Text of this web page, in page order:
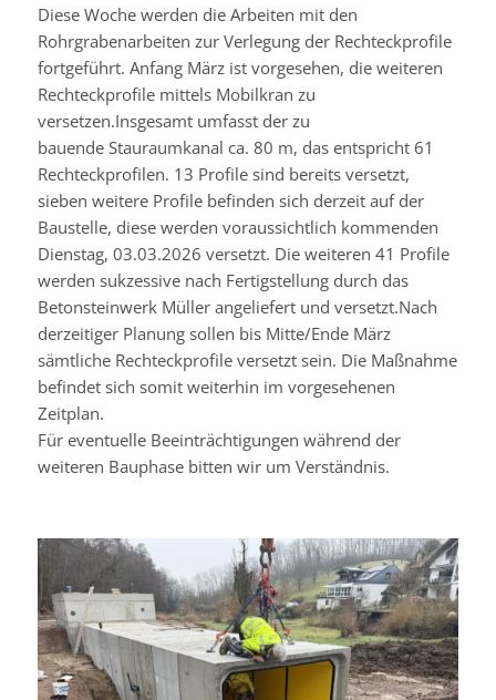
Diese Woche werden die Arbeiten mit den
Rohrgrabenarbeiten zur Verlegung der Rechteckprofile
fortgeführt. Anfang März ist vorgesehen, die weiteren
Rechteckprofile mittels Mobilkran zu
versetzen.Insgesamt umfasst der zu
bauende Stauraumkanal ca. 80 m, das entspricht 61
Rechteckprofilen. 13 Profile sind bereits versetzt,
sieben weitere Profile befinden sich derzeit auf der
Baustelle, diese werden voraussichtlich kommenden
Dienstag, 03.03.2026 versetzt. Die weiteren 41 Profile
werden sukzessive nach Fertigstellung durch das
Betonsteinwerk Müller angeliefert und versetzt.Nach
derzeitiger Planung sollen bis Mitte/Ende März
sämtliche Rechteckprofile versetzt sein. Die Maßnahme
befindet sich somit weiterhin im vorgesehenen
Zeitplan.
Für eventuelle Beeinträchtigungen während der
weiteren Bauphase bitten wir um Verständnis.